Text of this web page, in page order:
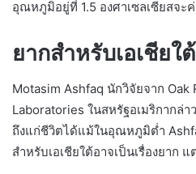
อุณหภูมิอยู่ที่ 1.5 องศาเซลเซียสจะ
ยากสำหรับเอเชียใต้
Motasim Ashfaq นักวิจัยจาก Oak
Laboratories ในสหรัฐอเมริกากล่
ถึงแก่ชีวิตได้แม้ในอุณหภูมิต่ำ
สำหรับเอเชียใต้อาจเป็นเรื่องยาก